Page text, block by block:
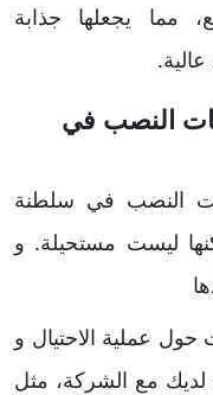
مما يجعلها جذابة
النصب في
النصب في سلطنة
ليست مستحيلة. و
عملية الاحتيال و
مع الشركة، مثل